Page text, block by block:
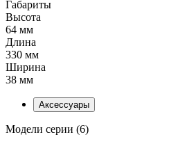
Габариты
Высота
64 мм
Длина
330 мм
Ширина
38 мм
Аксессуары
Модели серии (6)